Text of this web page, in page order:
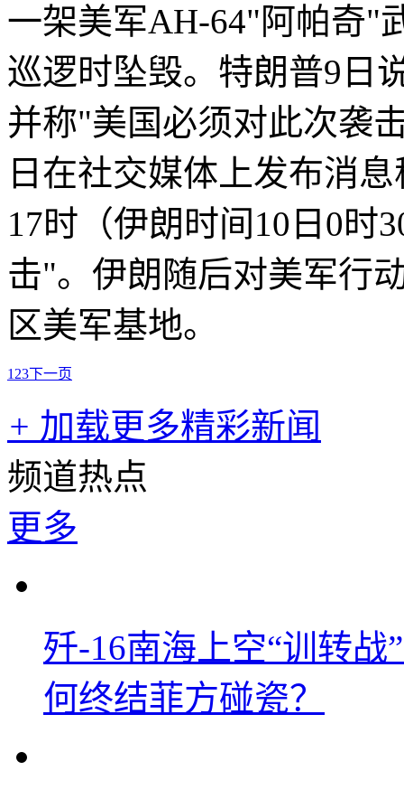
一架美军AH-64"阿帕奇"
巡逻时坠毁。特朗普9日
并称"美国必须对此次袭
日在社交媒体上发布消
17时（伊朗时间10日0时
击"。伊朗随后对美军行
区美军基地。
1 23下一页
+ 加载更多精彩新闻
频道热点
更多
歼-16南海上空“训转
何终结菲方碰瓷？